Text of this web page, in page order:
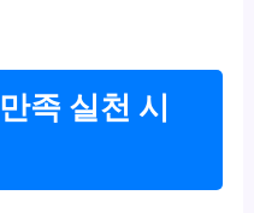
족 실천 시